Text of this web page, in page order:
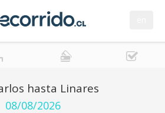
hasta Linares
08/08/2026